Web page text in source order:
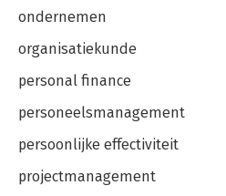
ondernemen
organisatiekunde
personal finance
personeelsmanagement
persoonlijke effectiviteit
projectmanagement